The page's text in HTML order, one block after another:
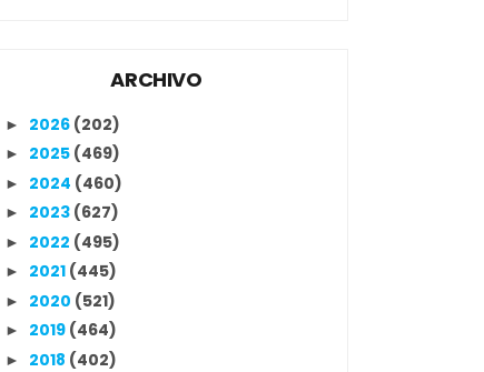
ARCHIVO
► 2026 (202)
► 2025 (469)
► 2024 (460)
► 2023 (627)
► 2022 (495)
► 2021 (445)
► 2020 (521)
► 2019 (464)
► 2018 (402)